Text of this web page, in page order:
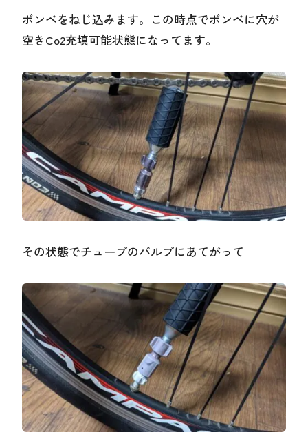
ボンベをねじ込みます。この時点でボンベに穴が
空きCo2充填可能状態になってます。
その状態でチューブのバルブにあてがって